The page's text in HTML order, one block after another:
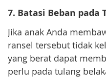
7. Batasi Beban pada
Jika anak Anda
ransel tersebut tidak
yang berat dapat
perlu pada tulang